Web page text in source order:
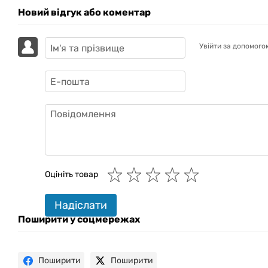
Новий відгук або коментар
Увійти за
Оцініть товар
Надіслати
Поширити у соцмережах
Поширити Поширити
GAZIKAI
Привіт! 👋 Я Gazik AI — допоможу
підібрати вживану комп'ютерну
техніку. Що шукаєш?